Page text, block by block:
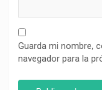
Guarda mi nombre,
navegador para la